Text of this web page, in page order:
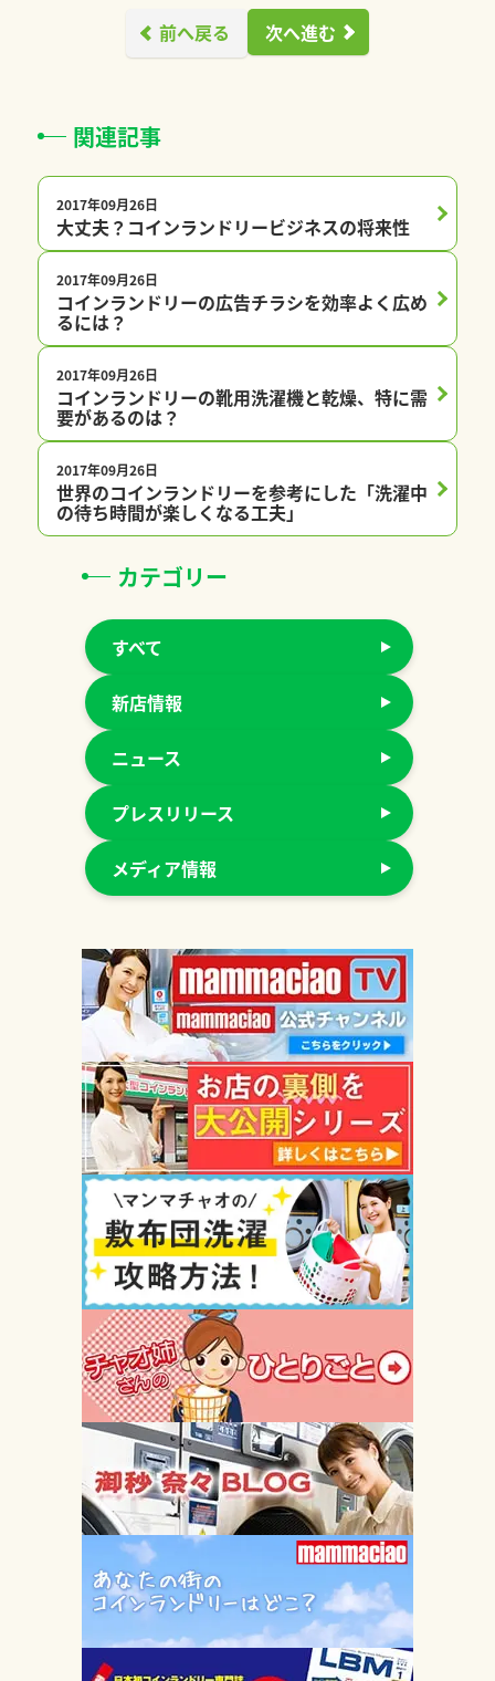
前へ戻る 次へ進む
関連記事
2017年09月26日
大丈夫？コインランドリービジネスの将来性
2017年09月26日
コインランドリーの広告チラシを効率よく広め
るには？
2017年09月26日
コインランドリーの靴用洗濯機と乾燥、特に需
要があるのは？
2017年09月26日
世界のコインランドリーを参考にした「洗濯中
の待ち時間が楽しくなる工夫」
カテゴリー
すべて
新店情報
ニュース
プレスリリース
メディア情報